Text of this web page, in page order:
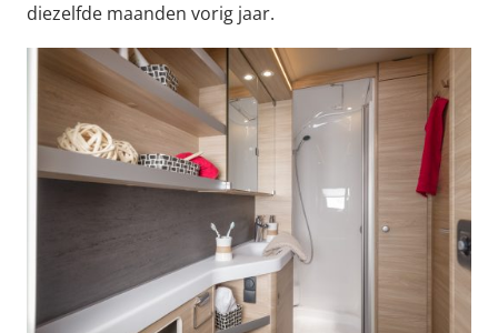
diezelfde maanden vorig jaar.